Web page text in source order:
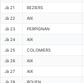
Jà 21 BEZIERS
Jà 22 AIX
Jà 23 PERPIGNAN
Jà 24 AIX
Jà 25 COLOMIERS
Jà 26 AIX
Jà 27 AIX
Jà 28 ROUEN